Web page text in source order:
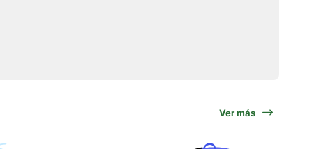
Ver más